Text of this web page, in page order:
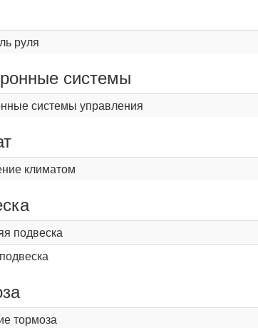
руля
системы
системы управления
климатом
подвеска
тормоза